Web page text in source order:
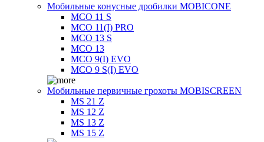
Мобильные конусные дробилки MOBICONE
MCO 11 S
MCO 11(I) PRO
MCO 13 S
MCO 13
MCO 9(I) EVO
MCO 9 S(I) EVO
Мобильные первичные грохоты MOBISCREEN
MS 21 Z
MS 12 Z
MS 13 Z
MS 15 Z